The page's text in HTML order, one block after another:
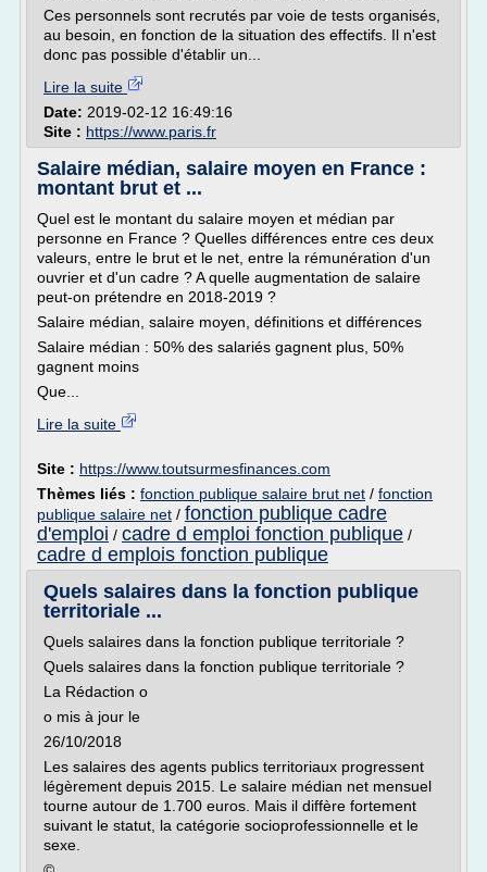
Ces personnels sont recrutés par voie de tests organisés,
au besoin, en fonction de la situation des effectifs. Il n'est
donc pas possible d'établir un...
Lire la suite
Date: 2019-02-12 16:49:16
Site : https://www.paris.fr
Salaire médian, salaire moyen en France :
montant brut et ...
Quel est le montant du salaire moyen et médian par
personne en France ? Quelles différences entre ces deux
valeurs, entre le brut et le net, entre la rémunération d'un
ouvrier et d'un cadre ? A quelle augmentation de salaire
peut-on prétendre en 2018-2019 ?
Salaire médian, salaire moyen, définitions et différences
Salaire médian : 50% des salariés gagnent plus, 50%
gagnent moins
Que...
Lire la suite
Site : https://www.toutsurmesfinances.com
Thèmes liés : fonction publique salaire brut net / fonction
publique salaire net / fonction publique cadre
d'emploi / cadre d emploi fonction publique /
cadre d emplois fonction publique
Quels salaires dans la fonction publique
territoriale ...
Quels salaires dans la fonction publique territoriale ?
Quels salaires dans la fonction publique territoriale ?
La Rédaction o
o mis à jour le
26/10/2018
Les salaires des agents publics territoriaux progressent
légèrement depuis 2015. Le salaire médian net mensuel
tourne autour de 1.700 euros. Mais il diffère fortement
suivant le statut, la catégorie socioprofessionnelle et le
sexe.